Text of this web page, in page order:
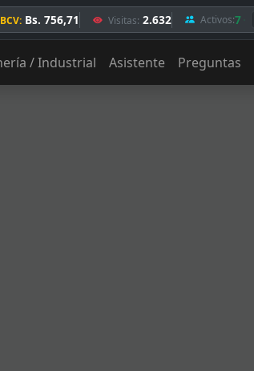
Bs. 756,71 Visitas: 2.632 Activos:7
/ Industrial Asistente Preguntas